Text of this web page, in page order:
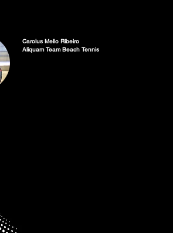
Carolus Mello Ribeiro
Aliquam Team Beach Tennis